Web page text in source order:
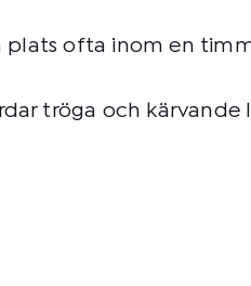
plats ofta inom en
tröga och kärvande